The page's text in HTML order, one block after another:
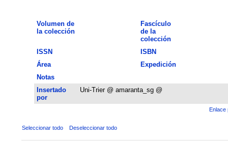
Volumen de
la colección
Fascículo
de la
colección
ISSN
ISBN
Área
Expedición
Notas
Insertado
por
Uni-Trier @ amaranta_sg @
Enlace
Seleccionar todo Deseleccionar todo